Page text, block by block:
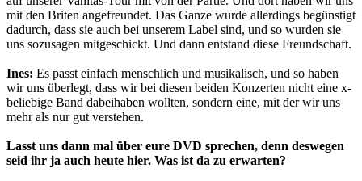
mit den Briten angefreundet. Das Ganze wurde allerdings begünstigt
dadurch, dass sie auch bei unserem Label sind, und so wurden sie
uns sozusagen mitgeschickt. Und dann entstand diese Freundschaft.
Ines: Es passt einfach menschlich und musikalisch, und so haben
wir uns überlegt, dass wir bei diesen beiden Konzerten nicht eine x-
beliebige Band dabeihaben wollten, sondern eine, mit der wir uns
mehr als nur gut verstehen.
Lasst uns dann mal über eure DVD sprechen, denn deswegen
seid ihr ja auch heute hier. Was ist da zu erwarten?